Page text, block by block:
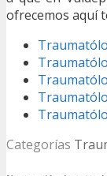
ofrecemos aquí
Categorías